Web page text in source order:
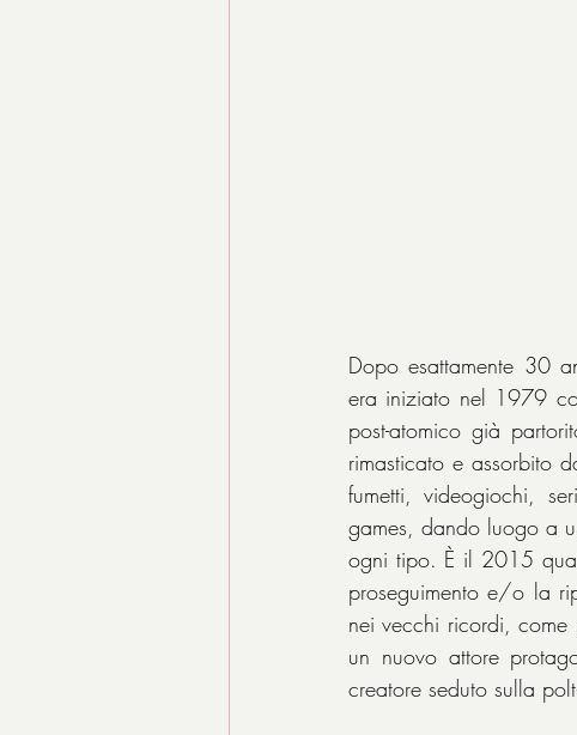
Dopo esattamente 30
era iniziato nel 1979
post-atomico già
rimasticato e assorbito
fumetti, videogiochi,
games, dando luogo a
ogni tipo. È il 2015
proseguimento e/o la
nei vecchi ricordi,
un nuovo attore
creatore seduto sulla